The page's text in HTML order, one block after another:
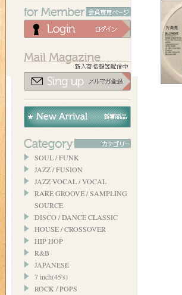
SOUL / FUNK
JAZZ / FUSION
JAZZ VOCAL / VOCAL
RARE GROOVE / SAMPLING
SOURCE
DISCO / DANCE CLASSIC
HOUSE / CROSSOVER
HIP HOP
R&B
JAPANESE
7 inch(45's)
ROCK / POPS